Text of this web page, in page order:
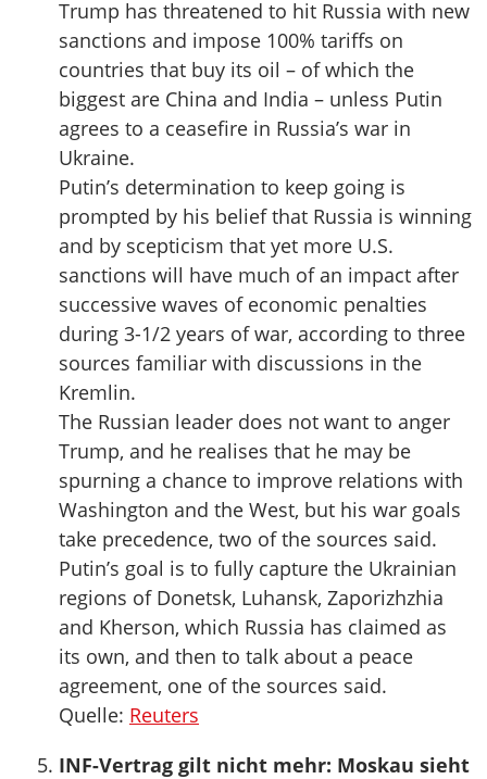
Trump has threatened to hit Russia with new
sanctions and impose 100% tariffs on
countries that buy its oil – of which the
biggest are China and India – unless Putin
agrees to a ceasefire in Russia’s war in
Ukraine.
Putin’s determination to keep going is
prompted by his belief that Russia is winning
and by scepticism that yet more U.S.
sanctions will have much of an impact after
successive waves of economic penalties
during 3-1/2 years of war, according to three
sources familiar with discussions in the
Kremlin.
The Russian leader does not want to anger
Trump, and he realises that he may be
spurning a chance to improve relations with
Washington and the West, but his war goals
take precedence, two of the sources said.
Putin’s goal is to fully capture the Ukrainian
regions of Donetsk, Luhansk, Zaporizhzhia
and Kherson, which Russia has claimed as
its own, and then to talk about a peace
agreement, one of the sources said.
Quelle: Reuters
INF-Vertrag gilt nicht mehr: Moskau sieht